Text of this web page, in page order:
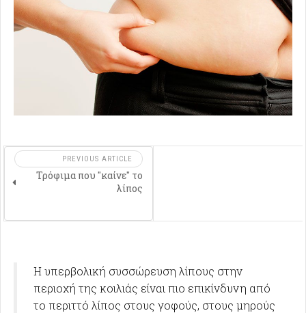
PREVIOUS ARTICLE
Τρόφιμα που "καίνε" το
λίπος
Η υπερβολική συσσώρευση λίπους στην
περιοχή της κοιλιάς είναι πιο επικίνδυνη από
το περιττό λίπος στους γοφούς, στους μηρούς